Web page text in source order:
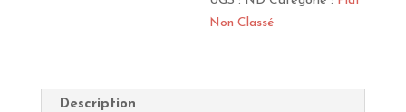
Non Classé
Description